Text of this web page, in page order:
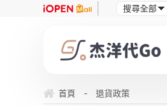
首頁 - 退貨政策